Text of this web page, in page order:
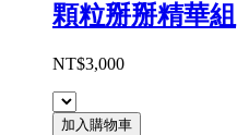
顆粒掰掰精華組
NT$3,000
加入購物車